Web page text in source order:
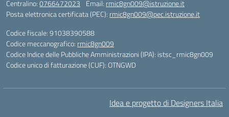
Centralino:0766472023 Email: rmic8gn009@istruzione.it
Posta elettronica certificata (PEC): rmic8gn009@pec.istruzione.it
Codice fiscale: 91038390588
Codice meccanografico: rmic8gn009
Codice Indice delle Pubbliche Amministrazioni (IPA): istsc_rmic8gn009
Codice unico di fatturazione (CUF): OTNGWD
Idea e progetto di Designers Italia